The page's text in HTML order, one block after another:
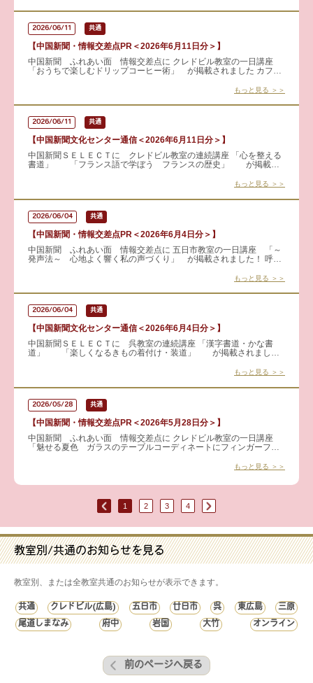
2026/06/11 共通
【中国新聞・情報交差点PR＜2026年6月11日分＞】
中国新聞 ふれあい面 情報交差点に クレドビル教室の一日講座
「おうちで楽しむドリップコーヒー術」 が掲載されました カフェ
もっと見る ＞＞
2026/06/11 共通
【中国新聞文化センター通信＜2026年6月11日分＞】
中国新聞ＳＥＬＥＣＴに クレドビル教室の連続講座 「心を整える
書道」 「フランス語で学ぼう フランスの歴史」 が掲載さ
もっと見る ＞＞
2026/06/04 共通
【中国新聞・情報交差点PR＜2026年6月4日分＞】
中国新聞 ふれあい面 情報交差点に 五日市教室の一日講座 「～
発声法～ 心地よく響く私の声づくり」 が掲載されました！ 呼吸
もっと見る ＞＞
2026/06/04 共通
【中国新聞文化センター通信＜2026年6月4日分＞】
中国新聞ＳＥＬＥＣＴに 呉教室の連続講座 「漢字書道・かな書
道」 「楽しくなるきもの着付け・装道」 が掲載されました
もっと見る ＞＞
2026/05/28 共通
【中国新聞・情報交差点PR＜2026年5月28日分＞】
中国新聞 ふれあい面 情報交差点に クレドビル教室の一日講座
「魅せる夏色 ガラスのテーブルコーディネートにフィンガーフー
もっと見る ＞＞
1 2 3 4
教室別/共通のお知らせを見る
教室別、または全教室共通のお知らせが表示できます。
共通 クレドビル(広島) 五日市 廿日市 呉 東広島
三原
尾道しまなみ
府中 岩国 大竹 オンライン
前のページへ戻る